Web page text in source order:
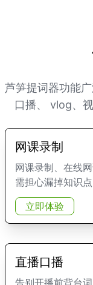
芦笋提词器功能
口播、 vlog、
网课录制
网课录制、在线
需担心漏掉知识
立即体验
直播口播
告别开播前背台